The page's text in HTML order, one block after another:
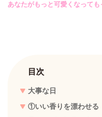
あなたがもっと可愛くなって
目次
大事な日
①いい香りを漂わせる